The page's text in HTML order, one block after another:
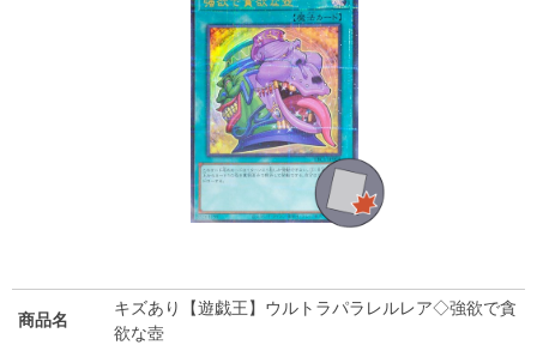
商品名
キズあり【遊戯王】ウルトラパラレルレア◇強欲で貪
欲な壺